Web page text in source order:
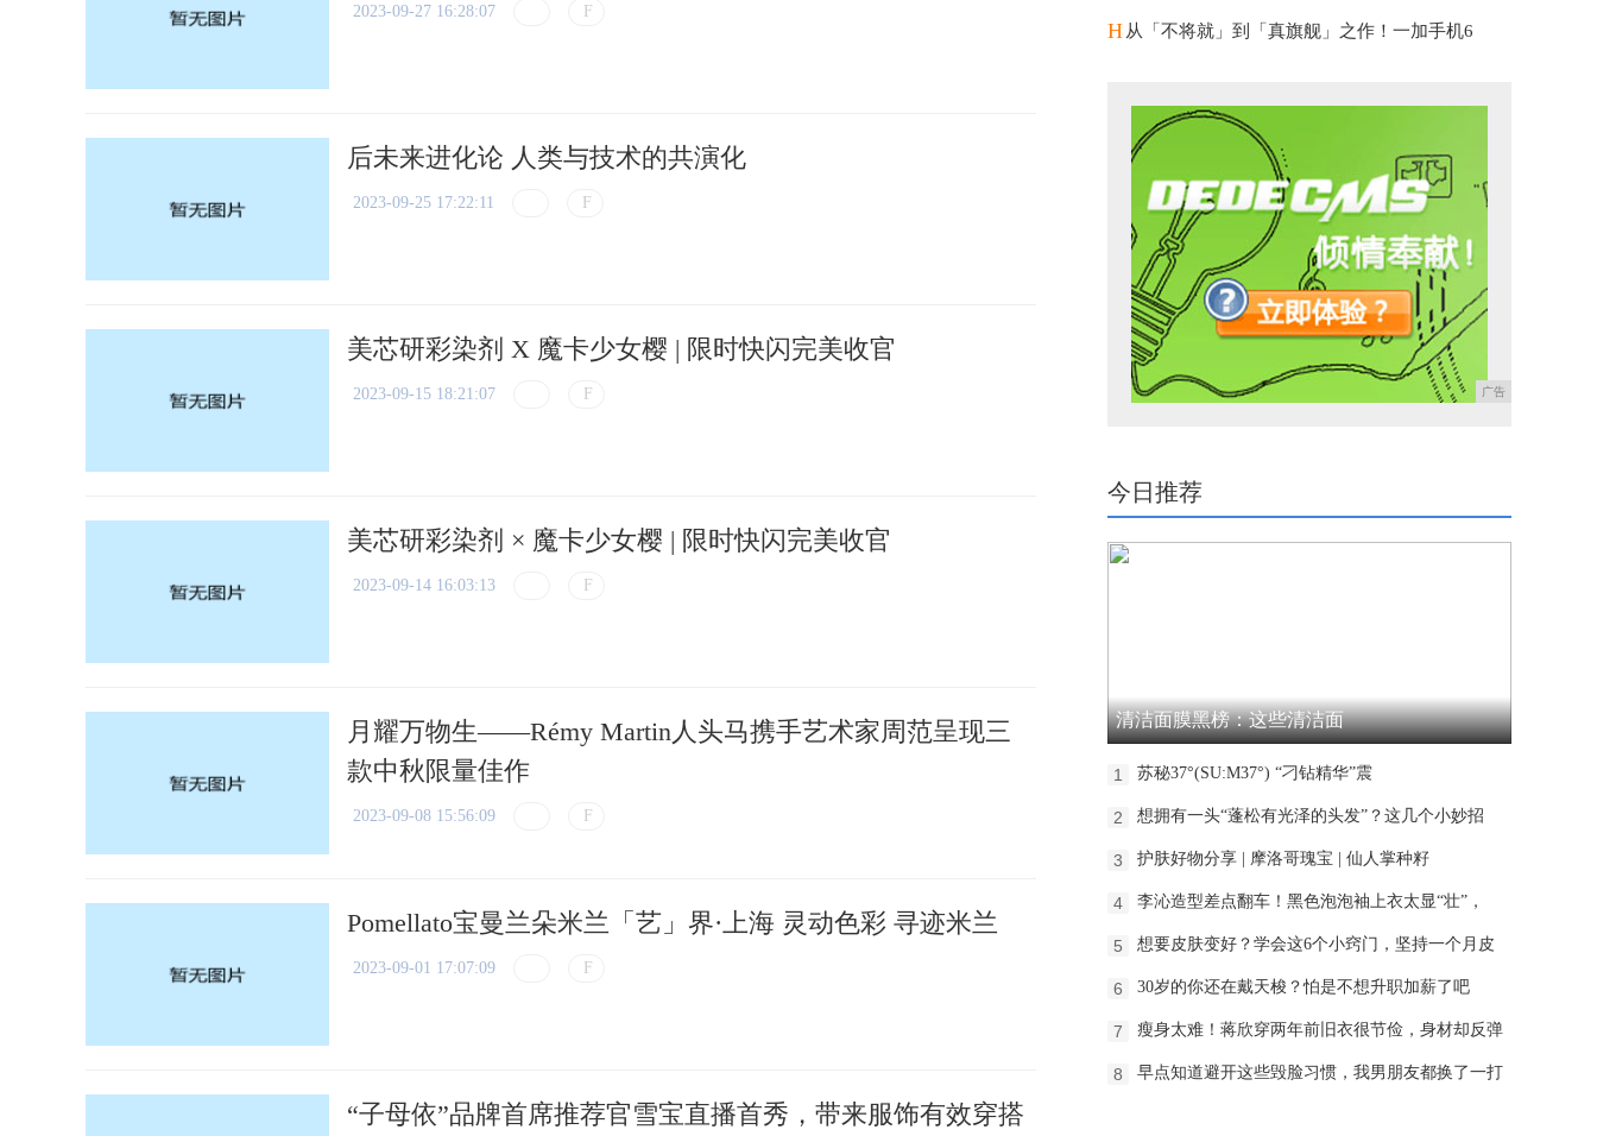
2023-09-27 16:28:07
后未来进化论 人类与技术的共演化
2023-09-25 17:22:11
美芯研彩染剂 X 魔卡少女樱 | 限时快闪完美收官
2023-09-15 18:21:07
美芯研彩染剂 × 魔卡少女樱 | 限时快闪完美收官
2023-09-14 16:03:13
月耀万物生——Rémy Martin人头马携手艺术家周范呈现三
款中秋限量佳作
2023-09-08 15:56:09
Pomellato宝曼兰朵米兰「艺」界·上海 灵动色彩 寻迹米兰
2023-09-01 17:07:09
“子母依”品牌首席推荐官雪宝直播首秀，带来服饰有效穿搭
H 从「不将就」到「真旗舰」之作！一加手机6
广告
今日推荐
清洁面膜黑榜：这些清洁面
1 苏秘37°(SU:M37°) “刁钻精华”震
2 想拥有一头“蓬松有光泽的头发”？这几个小妙招
3 护肤好物分享 | 摩洛哥瑰宝 | 仙人掌种籽
4 李沁造型差点翻车！黑色泡泡袖上衣太显“壮”，
5 想要皮肤变好？学会这6个小窍门，坚持一个月皮
6 30岁的你还在戴天梭？怕是不想升职加薪了吧
7 瘦身太难！蒋欣穿两年前旧衣很节俭，身材却反弹
8 早点知道避开这些毁脸习惯，我男朋友都换了一打